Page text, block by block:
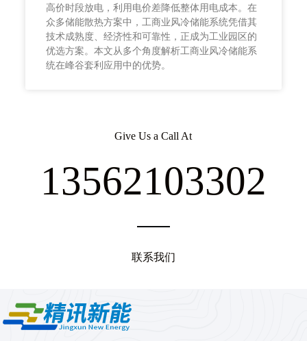
高价时段放电，利用电价差降低整体用电成本。在
众多储能散热方案中，工商业风冷储能系统凭借其
技术成熟度、经济性和可靠性，正成为工业园区的
优选方案。本文从多个角度解析工商业风冷储能系
统在峰谷套利应用中的优势。
Give Us a Call At
13562103302
联系我们